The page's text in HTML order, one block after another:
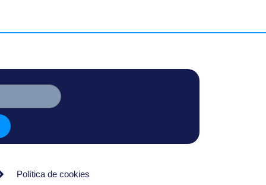
Política de cookies